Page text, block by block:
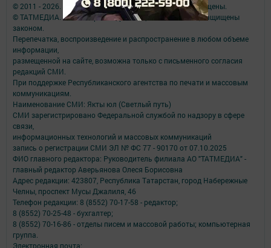
© 2011 - 2026. Якты юл (Светлый путь). Все права защищены.
© ТАТМЕДИА. Все материалы, размещенные на сайте, защищены
законом.
Перепечатка, воспроизведение и распространение в любом объеме
информации,
размещенной на сайте, возможна только с письменного согласия
редакций СМИ.
При поддержке Республиканского агентства по печати и массовым
коммуникациям.
Наименование СМИ: Якты юл (Светлый путь)
СМИ зарегистрировано Федеральной службой по надзору в сфере
связи,
информационных технологий и массовых коммуникаций
запись о регистрации СМИ ЭЛ № ФС 77 - 90170 от 07.10.2025
ФИО главного редактора: Руководитель филиала АО "ТАТМЕДИА" -
главный редактор Аверьянова Олеся Борисовна
Адрес редакции: 423807, Республика Татарстан, город Набережные
Челны, проспект Мусы Джалиля, 46
Телефон редакции: 8 (8552) 70-17-58 - редактор;
8 (8552) 70-25-48 - бухгалтер;
8 (8552) 70-16-86 - отделы писем и массовой работы; компьютерная
группа.
Электронная почта: